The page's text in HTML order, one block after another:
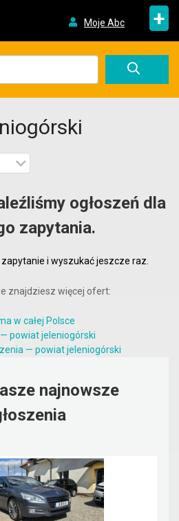
Moje Abc +
ogłoszeń dla
zapytania.
i wyszukać jeszcze raz.
znajdziesz więcej ofert:
w całej Polsce
powiat jeleniogórski
— powiat jeleniogórski
najnowsze